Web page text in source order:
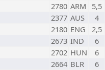
2780 ARM
5,5
2377 AUS
4
2180 ENG
2,5
2673 IND
6
2702 HUN
6
2664 BLR
6